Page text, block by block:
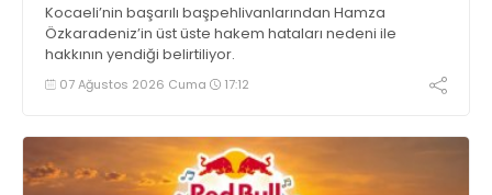
Kocaeli’nin başarılı başpehlivanlarından Hamza
Özkaradeniz’in üst üste hakem hataları nedeni ile
hakkının yendiği belirtiliyor.
07 Ağustos 2026 Cuma 17:12